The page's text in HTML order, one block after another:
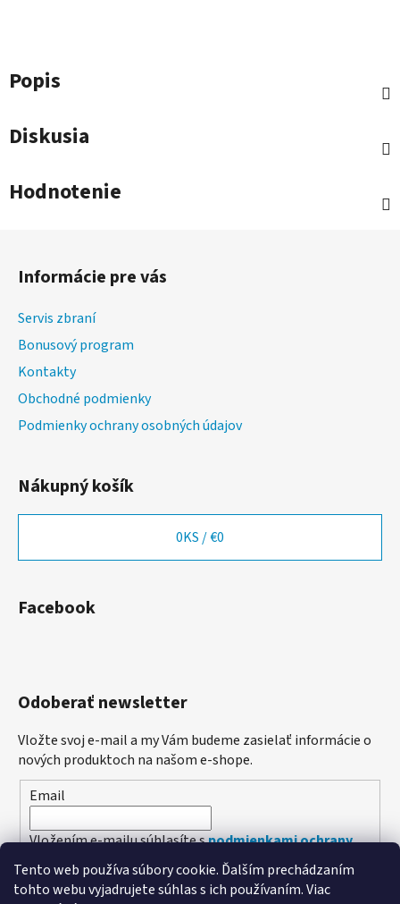
Tento web používa súbory cookie. Ďalším prechádzaním
tohto webu vyjadrujete súhlas s ich používaním. Viac
Popis
Diskusia
Hodnotenie
Informácie pre vás
Servis zbraní
Bonusový program
Kontakty
Obchodné podmienky
Podmienky ochrany osobných údajov
Nákupný košík
0KS /€0
Facebook
Odoberať newsletter
Vložte svoj e-mail a my Vám budeme zasielať informácie o
nových produktoch na našom e-shope.
Email
Vložením e-mailu súhlasíte spodmienkami ochrany
osobných údajov